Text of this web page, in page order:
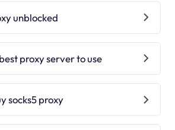
unblocked
proxy server to use
socks5 proxy